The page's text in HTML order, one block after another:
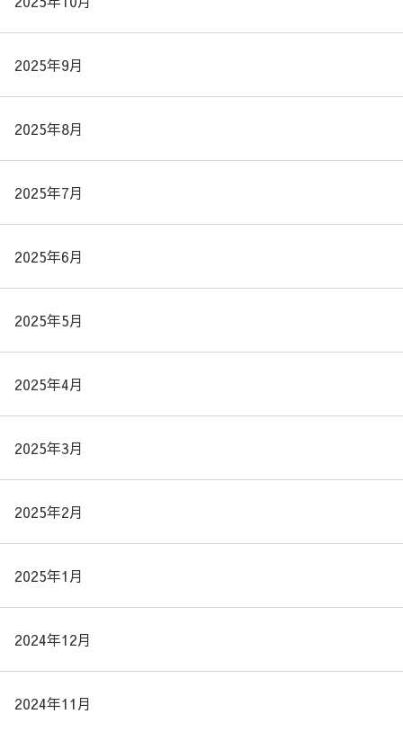
2025年9月
2025年8月
2025年7月
2025年6月
2025年5月
2025年4月
2025年3月
2025年2月
2025年1月
2024年12月
2024年11月